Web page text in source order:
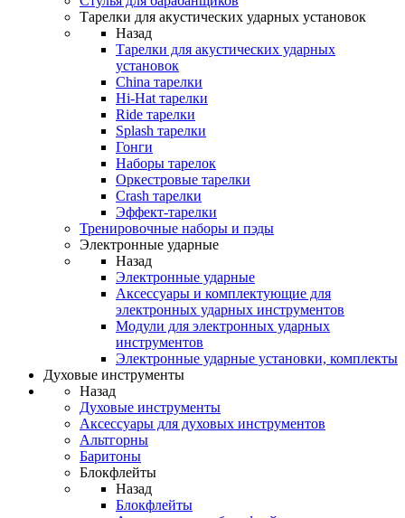
Тарелки для акустических ударных установок
Назад
Тарелки для акустических ударных
установок
China тарелки
Hi-Hat тарелки
Ride тарелки
Splash тарелки
Гонги
Наборы тарелок
Оркестровые тарелки
Сrash тарелки
Эффект-тарелки
Тренировочные наборы и пэды
Электронные ударные
Назад
Электронные ударные
Аксессуары и комплектующие для
электронных ударных инструментов
Модули для электронных ударных
инструментов
Электронные ударные установки, комплекты
Духовые инструменты
Назад
Духовые инструменты
Аксессуары для духовых инструментов
Альтгорны
Баритоны
Блокфлейты
Назад
Блокфлейты